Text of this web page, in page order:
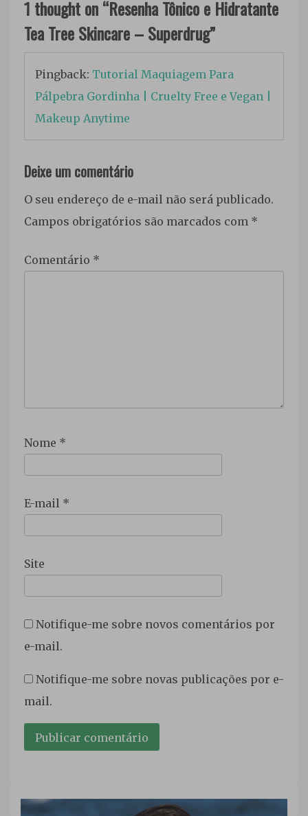
1 thought on “Resenha Tônico e Hidratante
Tea Tree Skincare – Superdrug”
Pingback: Tutorial Maquiagem Para
Pálpebra Gordinha | Cruelty Free e Vegan |
Makeup Anytime
Deixe um comentário
O seu endereço de e-mail não será publicado.
Campos obrigatórios são marcados com *
Comentário *
Nome *
E-mail *
Site
Notifique-me sobre novos comentários por
e-mail.
Notifique-me sobre novas publicações por e-
mail.